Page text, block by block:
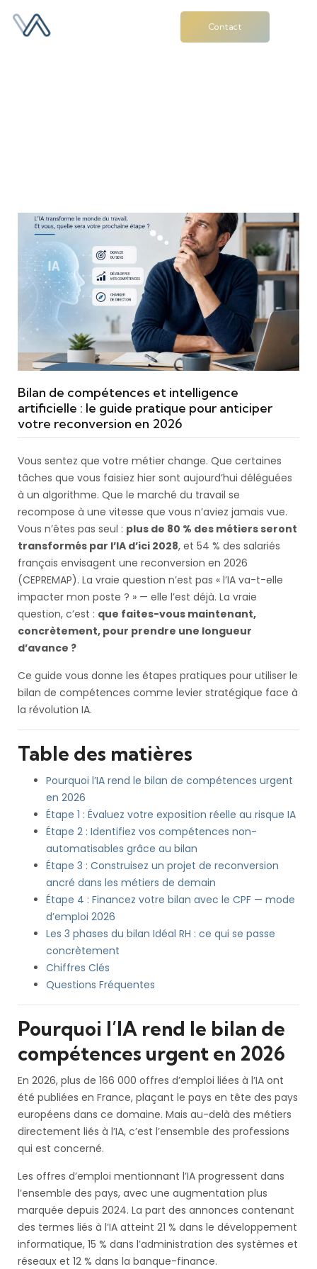
Contact
Bilan de compétences et
Bilan de compétences et intelligence
artificielle : le guide pratique pour anticiper
votre reconversion en 2026
Vous sentez que votre métier change. Que certaines
tâches que vous faisiez hier sont aujourd’hui déléguées
à un algorithme. Que le marché du travail se
recompose à une vitesse que vous n’aviez jamais vue.
Vous n’êtes pas seul : plus de 80 % des métiers seront
transformés par l’IA d’ici 2028, et 54 % des salariés
français envisagent une reconversion en 2026
(CEPREMAP). La vraie question n’est pas « l’IA va-t-elle
impacter mon poste ? » — elle l’est déjà. La vraie
question, c’est : que faites-vous maintenant,
concrètement, pour prendre une longueur
d’avance ?
Ce guide vous donne les étapes pratiques pour utiliser le
bilan de compétences comme levier stratégique face à
la révolution IA.
Table des matières
Pourquoi l’IA rend le bilan de compétences urgent
en 2026
Étape 1 : Évaluez votre exposition réelle au risque IA
Étape 2 : Identifiez vos compétences non-
automatisables grâce au bilan
Étape 3 : Construisez un projet de reconversion
ancré dans les métiers de demain
Étape 4 : Financez votre bilan avec le CPF — mode
d’emploi 2026
Les 3 phases du bilan Idéal RH : ce qui se passe
concrètement
Chiffres Clés
Questions Fréquentes
Pourquoi l’IA rend le bilan de
compétences urgent en 2026
En 2026, plus de 166 000 offres d’emploi liées à l’IA ont
été publiées en France, plaçant le pays en tête des pays
européens dans ce domaine. Mais au-delà des métiers
directement liés à l’IA, c’est l’ensemble des professions
qui est concerné.
Les offres d’emploi mentionnant l’IA progressent dans
l’ensemble des pays, avec une augmentation plus
marquée depuis 2024. La part des annonces contenant
des termes liés à l’IA atteint 21 % dans le développement
informatique, 15 % dans l’administration des systèmes et
réseaux et 12 % dans la banque-finance.